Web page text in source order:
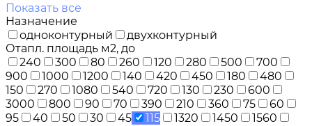
Показать все
Назначение
одноконтурный
двухконтурный
Отапл. площадь м2, до
240
300 80 260 120 280 500
700
900
1000 1200 140 420 450 180
480
150
270 1080 540 720 130 230
600
3000
800 90 70 390 210 360 75
60
95
40 50 30 45 115 1320 1450
1560